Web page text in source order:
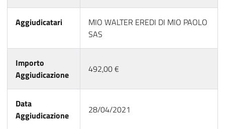
Aggiudicatari
MIO WALTER EREDI DI MIO PAOLO
SAS
Importo
Aggiudicazione
492,00 €
Data
Aggiudicazione
28/04/2021